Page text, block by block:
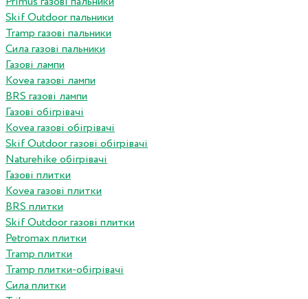
Skif Outdoor пальники
Tramp газові пальники
Сила газові пальники
Газові лампи
Kovea газові лампи
BRS газові лампи
Газові обігрівачі
Kovea газові обігрівачі
Skif Outdoor газові обігрівачі
Naturehike обігрівачі
Газові плитки
Kovea газові плитки
BRS плитки
Skif Outdoor газові плитки
Petromax плитки
Tramp плитки
Tramp плитки-обігрівачі
Сила плитки